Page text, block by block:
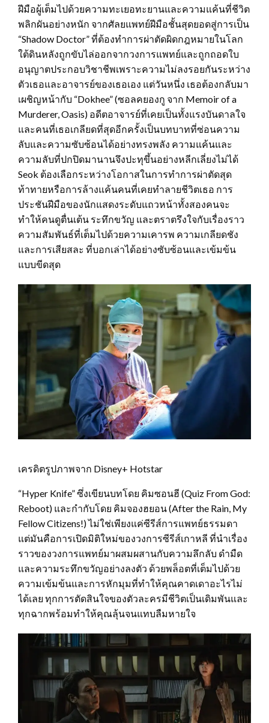
ฝีมือผู้เต็มไปด้วยความทะเยอทะยานและความแค้นที่ชีวิต
พลิกผันอย่างหนัก จากศัลยแพทย์ฝีมือชั้นสุดยอดสู่การเป็น
“Shadow Doctor” ที่ต้องทำการผ่าตัดผิดกฎหมายในโลก
ใต้ดินหลังถูกขับไล่ออกจากวงการแพทย์และถูกถอดใบ
อนุญาตประกอบวิชาชีพเพราะความไม่ลงรอยกันระหว่าง
ตัวเธอและอาจารย์ของเธอเอง แต่วันหนึ่ง เธอต้องกลับมา
เผชิญหน้ากับ “Dokhee” (ซอลคยองกู จาก Memoir of a
Murderer, Oasis) อดีตอาจารย์ที่เคยเป็นทั้งแรงบันดาลใจ
และคนที่เธอเกลียดที่สุดอีกครั้งเป็นบทบาทที่ซ่อนความ
ลับและความซับซ้อนได้อย่างทรงพลัง ความแค้นและ
ความลับที่ปกปิดมานานจึงปะทุขึ้นอย่างหลีกเลี่ยงไม่ได้
Seok ต้องเลือกระหว่างโอกาสในการทำการผ่าตัดสุด
ท้าทายหรือการล้างแค้นคนที่เคยทำลายชีวิตเธอ การ
ประชันฝีมือของนักแสดงระดับแถวหน้าทั้งสองคนจะ
ทำให้คนดูตื่นเต้น ระทึกขวัญ และตราตรึงใจกับเรื่องราว
ความสัมพันธ์ที่เต็มไปด้วยความเคารพ ความเกลียดชัง
และการเสียสละ ที่บอกเล่าได้อย่างซับซ้อนและเข้มข้น
แบบขีดสุด
เครดิตรูปภาพจาก Disney+ Hotstar
“Hyper Knife” ซึ่งเขียนบทโดย คิมซอนฮี (Quiz From God:
Reboot) และกำกับโดย คิมจองฮยอน (After the Rain, My
Fellow Citizens!) ไม่ใช่เพียงแค่ซีรีส์การแพทย์ธรรมดา
แต่มันคือการเปิดมิติใหม่ของวงการซีรีส์เกาหลี ที่นำเรื่อง
ราวของวงการแพทย์มาผสมผสานกับความลึกลับ ดำมืด
และความระทึกขวัญอย่างลงตัว ด้วยพล็อตที่เต็มไปด้วย
ความเข้มข้นและการหักมุมที่ทำให้คุณคาดเดาอะไรไม่
ได้เลย ทุกการตัดสินใจของตัวละครมีชีวิตเป็นเดิมพันและ
ทุกฉากพร้อมทำให้คุณลุ้นจนแทบลืมหายใจ